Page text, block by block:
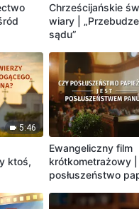
Chrześcijańskie
wiary |
sądu”
5:46
ktoś,
Ewangeliczny film
krótkometrażowy |
posłuszeństwo